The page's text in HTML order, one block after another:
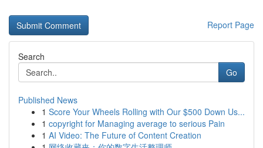
Report Page
Search
Go
Published News
1 Score Your Wheels Rolling with Our $500 Down Us...
1 copyright for Managing average to serious Pain
1 AI Video: The Future of Content Creation